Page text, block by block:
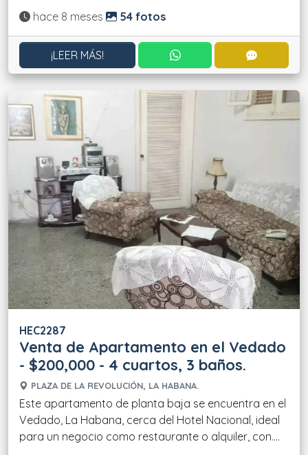
Actualizado:
hace 8 meses 54 fotos
¡LEER MÁS! CONTACTAR POR
HEC2287
Venta de Apartamento en el Vedado
- $200,000 - 4 cuartos, 3 baños.
PLAZA DE LA REVOLUCIÓN, LA HABANA.
Este apartamento de planta baja se encuentra en el
Vedado, La Habana, cerca del Hotel Nacional, ideal
para un negocio como restaurante o alquiler, con....